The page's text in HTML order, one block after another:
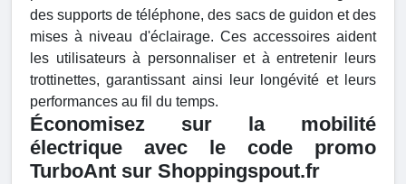
des supports de téléphone, des sacs de guidon et des
mises à niveau d'éclairage. Ces accessoires aident
les utilisateurs à personnaliser et à entretenir leurs
trottinettes, garantissant ainsi leur longévité et leurs
performances au fil du temps.
Économisez sur la mobilité
électrique avec le code promo
TurboAnt sur Shoppingspout.fr